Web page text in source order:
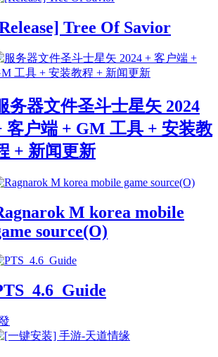
Tree Of Savior
务器文件圣斗士星矢 2024
客户端 + GM 工具 + 安装教
+ 新闻更新
M korea mobile
source(O)